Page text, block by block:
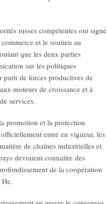
russes compétentes ont signé
et le soutien au
que les deux parties
sur les politiques
parti de forces productives de
moteurs de croissance et à
services.
promotion et la protection
entré en vigueur, les
de chaînes industrielles et
devraient connaître des
de la coopération